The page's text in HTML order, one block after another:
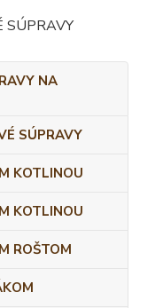
SÚPRAVY
NA
SÚPRAVY
KOTLINOU
KOTLINOU
ROŠTOM